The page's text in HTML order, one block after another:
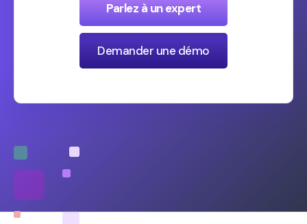
Parlez à un expert
Demander une démo